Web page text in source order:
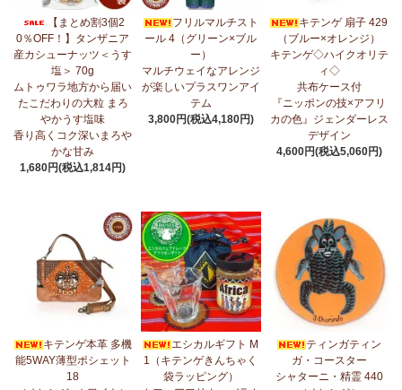
5/4：キコイ アフリカの布ページに新入荷！
綿織布
5/1：ティンガティンガ・アート～ズベリの作品コーナー新入荷！
私たちバラカは、ズベリが遺してくださった作品を、これからも
大切に紹介してまいります。
4/23：
【2026新茶入荷】アフリカンプライド～アッサム種タンザ
ニア紅茶～無農薬手摘み茶葉～
4/15：ノースリーブワンピース～前後2way仕様～
新入荷！ゆった
りシルエット
4/15：【新登場】ティアードフレアパンツ新入荷！大人気のティ
アードパンツが、さらに進化してバージョンアップ！
【2026新茶 予約開始】アフリカンプライド～アッサム種タ
ンザニア紅茶～無農薬手摘み茶葉～
4/13：
【2026新豆入荷】タンザニア産カシューナッツ＜素焼き＞
【まとめ割3個2
0％OFF！】タンザニア
産カシューナッツ＜うす
塩＞ 70g
ムトゥワラ地方から届い
たこだわりの大粒 まろ
やかうす塩味
香り高くコク深いまろや
かな甘み
1,680円(税込1,814円)
フリルマルチスト
ール 4（グリーン×ブル
ー）
マルチウェイなアレンジ
が楽しいプラスワンアイ
テム
3,800円(税込4,180円)
キテンゲ 扇子 429
（ブルー×オレンジ）
キテンゲ◇ハイクオリテ
ィ◇
共布ケース付
『ニッポンの技×アフリ
カの色』ジェンダーレス
デザイン
4,600円(税込5,060円)
キテンゲ本革 多機
能5WAY薄型ポシェット
18
エシカルギフト M
1（キテンゲきんちゃく
袋ラッピング）
ティンガティン
ガ・コースター
シャターニ・精霊 440